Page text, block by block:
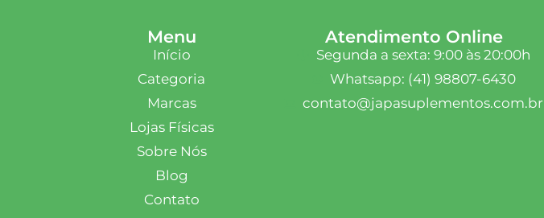
Menu
Início
Categoria
Marcas
Lojas Físicas
Sobre Nós
Blog
Contato
Atendimento Online
Segunda a sexta: 9:00 às 20:00h
Whatsapp: (41) 98807-6430
contato@japasuplementos.com.br